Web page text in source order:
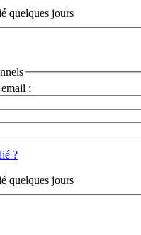
quelques jours
:
?
quelques jours